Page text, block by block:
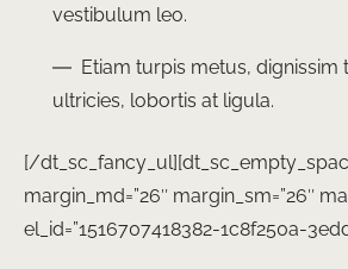
vestibulum leo.
Etiam turpis metus, dignissim
ultricies, lobortis at ligula.
[/
margin_md=”26″ margin_sm=”26″
el_id=”1516707418382-1c8f250a-